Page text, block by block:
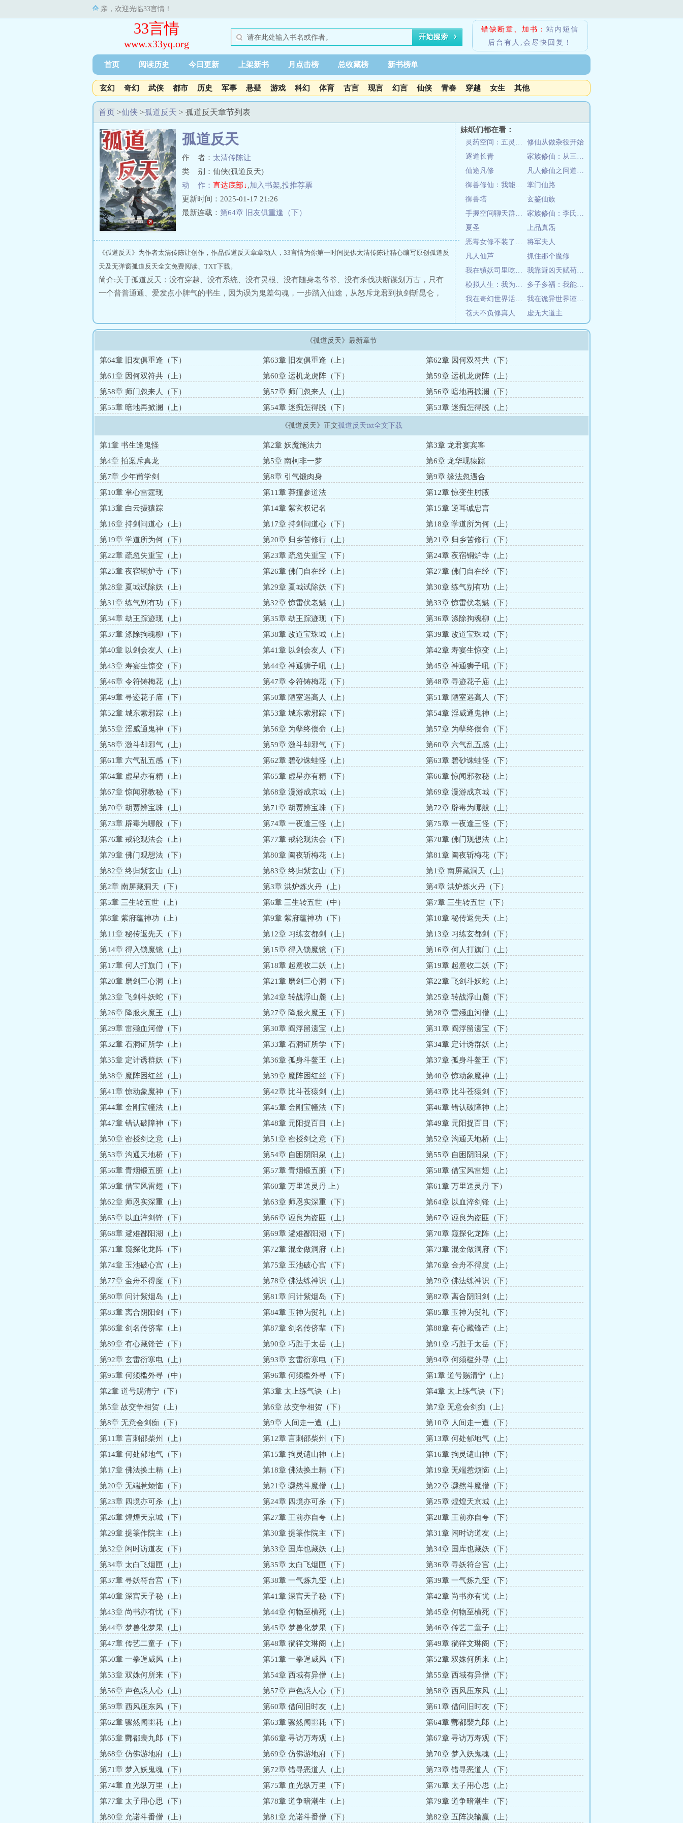
亲，欢迎光临33言情！
33言情
www.x33yq.org
错缺断章、加书： 站内短信
后台有人,会尽快回复！
首页 阅读历史 今日更新 上架新书 月点击榜 总收藏榜 新书榜单
玄幻 奇幻 武侠 都市 历史 军事 悬疑 游戏 科幻 体育 古言 现言 幻言 仙侠 青春 穿越 女生 其他
首页 >仙侠 >孤道反天 > 孤道反天章节列表
妹纸们都在看：
灵药空间：五灵根才是完美道基
修仙从做杂役开始
逐道长青
家族修仙：从三页金纸开始！
仙途凡修
凡人修仙之问道长生
御兽修仙：我能血脉返祖
掌门仙路
御兽塔
玄鉴仙族
手握空间聊天群，炮灰女配飞升了
家族修仙：李氏仙族
夏圣
上品真炁
恶毒女修不装了，开局五个道侣
将军夫人
凡人仙芦
抓住那个魔修
我在镇妖司里吃妖怪
我靠避凶天赋苟道长生
模拟人生：我为众生开仙路
多子多福：我能看见特殊体质
我在奇幻世界活得很安逸
我在诡异世界谨慎修仙
苍天不负修真人
虚无大道主
孤道反天
作 者： 太清传陈让
类 别：仙侠(孤道反天)
动 作： 直达底部↓,加入书架,投推荐票
更新时间：2025-01-17 21:26
最新连载： 第64章 旧友俱重逢（下）
《孤道反天》为作者太清传陈让创作，作品孤道反天章章动人，33言情为你第一时间提供太清传陈让精心编写原创孤道反
天及无弹窗孤道反天全文免费阅读、TXT下载。
简介:关于孤道反天：没有穿越、没有系统、没有灵根、没有随身老爷爷、没有杀伐决断谋划万古，只有
一个普普通通、爱发点小脾气的书生，因为误为鬼差勾魂，一步踏入仙途，从怒斥龙君到执剑斩昆仑，
世界观，可以去看一看作者另外一本作品）
《孤道反天》最新章节
第64章 旧友俱重逢（下） 第63章 旧友俱重逢（上）
第62章 因何双符共（下）
第61章 因何双符共（上）
第60章 运机龙虎阵（下）
第59章 运机龙虎阵（上）
第58章 师门忽来人（下）
第57章 师门忽来人（上）
第56章 暗地再掀澜（下）
第55章 暗地再掀澜（上）
第54章 迷痴怎得脱（下） 第53章 迷痴怎得脱（上）
《孤道反天》正文孤道反天txt全文下载
第1章 书生逢鬼怪 第2章 妖魔施法力
第3章 龙君宴宾客
第4章 拍案斥真龙
第5章 南柯非一梦
第6章 龙华现猿踪
第7章 少年甫学剑
第8章 引气锻肉身
第9章 缘法忽遇合
第10章 掌心雷霆现
第11章 莽撞参道法
第12章 惊变生肘腋
第13章 白云摄猿踪
第14章 紫玄权记名
第15章 逆耳诚忠言
第16章 持剑问道心（上）
第17章 持剑问道心（下）
第18章 学道所为何（上）
第19章 学道所为何（下）
第20章 归乡苦修行（上）
第21章 归乡苦修行（下）
第22章 疏忽失重宝（上）
第23章 疏忽失重宝（下）
第24章 夜宿铜炉寺（上）
第25章 夜宿铜炉寺（下）
第26章 佛门自在经（上）
第27章 佛门自在经（下）
第28章 夏城试除妖（上）
第29章 夏城试除妖（下）
第30章 练气别有功（上）
第31章 练气别有功（下）
第32章 惊雷伏老魅（上）
第33章 惊雷伏老魅（下）
第34章 劫王踪迹现（上）
第35章 劫王踪迹现（下）
第36章 涤除拘魂柳（上）
第37章 涤除拘魂柳（下）
第38章 改道宝珠城（上）
第39章 改道宝珠城（下）
第40章 以剑会友人（上）
第41章 以剑会友人（下）
第42章 寿宴生惊变（上）
第43章 寿宴生惊变（下）
第44章 神通狮子吼（上）
第45章 神通狮子吼（下）
第46章 令符铸梅花（上）
第47章 令符铸梅花（下）
第48章 寻迹花子庙（上）
第49章 寻迹花子庙（下）
第50章 陋室遇高人（上）
第51章 陋室遇高人（下）
第52章 城东索邪踪（上）
第53章 城东索邪踪（下）
第54章 淫威通鬼神（上）
第55章 淫威通鬼神（下）
第56章 为孽终偿命（上）
第57章 为孽终偿命（下）
第58章 激斗却邪气（上）
第59章 激斗却邪气（下）
第60章 六气乱五感（上）
第61章 六气乱五感（下）
第62章 碧砂诛蛙怪（上）
第63章 碧砂诛蛙怪（下）
第64章 虚星亦有精（上）
第65章 虚星亦有精（下）
第66章 惊闻邪教秘（上）
第67章 惊闻邪教秘（下）
第68章 漫游成京城（上）
第69章 漫游成京城（下）
第70章 胡贾辨宝珠（上）
第71章 胡贾辨宝珠（下）
第72章 辟毒为哪般（上）
第73章 辟毒为哪般（下）
第74章 一夜逢三怪（上）
第75章 一夜逢三怪（下）
第76章 戒轮观法会（上）
第77章 戒轮观法会（下）
第78章 佛门观想法（上）
第79章 佛门观想法（下）
第80章 阖夜斩梅花（上）
第81章 阖夜斩梅花（下）
第82章 终归紫玄山（上）
第83章 终归紫玄山（下）
第1章 南屏藏洞天（上）
第2章 南屏藏洞天（下）
第3章 洪炉炼火丹（上）
第4章 洪炉炼火丹（下）
第5章 三生转五世（上）
第6章 三生转五世（中）
第7章 三生转五世（下）
第8章 紫府蕴神功（上）
第9章 紫府蕴神功（下）
第10章 秘传返先天（上）
第11章 秘传返先天（下）
第12章 习练玄都剑（上）
第13章 习练玄都剑（下）
第14章 得入锁魔镜（上）
第15章 得入锁魔镜（下）
第16章 何人打旗门（上）
第17章 何人打旗门（下）
第18章 起意收二妖（上）
第19章 起意收二妖（下）
第20章 磨剑三心洞（上）
第21章 磨剑三心洞（下）
第22章 飞剑斗妖蛇（上）
第23章 飞剑斗妖蛇（下）
第24章 转战浮山麓（上）
第25章 转战浮山麓（下）
第26章 降服火魔王（上）
第27章 降服火魔王（下）
第28章 雷殛血河僧（上）
第29章 雷殛血河僧（下）
第30章 阎浮留遗宝（上）
第31章 阎浮留遗宝（下）
第32章 石洞证所学（上）
第33章 石洞证所学（下）
第34章 定计诱群妖（上）
第35章 定计诱群妖（下）
第36章 孤身斗鳌王（上）
第37章 孤身斗鳌王（下）
第38章 魔阵困红丝（上）
第39章 魔阵困红丝（下）
第40章 惊动象魔神（上）
第41章 惊动象魔神（下）
第42章 比斗苍猿剑（上）
第43章 比斗苍猿剑（下）
第44章 金刚宝幢法（上）
第45章 金刚宝幢法（下）
第46章 错认破障神（上）
第47章 错认破障神（下）
第48章 元阳捉百目（上）
第49章 元阳捉百目（下）
第50章 密授剑之意（上）
第51章 密授剑之意（下）
第52章 沟通天地桥（上）
第53章 沟通天地桥（下）
第54章 自困阴阳泉（上）
第55章 自困阴阳泉（下）
第56章 青烟锻五脏（上）
第57章 青烟锻五脏（下）
第58章 借宝风雷翅（上）
第59章 借宝风雷翅（下）
第60章 万里送灵丹 上）
第61章 万里送灵丹 下）
第62章 师恩实深重（上）
第63章 师恩实深重（下）
第64章 以血淬剑锋（上）
第65章 以血淬剑锋（下）
第66章 诬良为盗匪（上）
第67章 诬良为盗匪（下）
第68章 避难鄱阳湖（上）
第69章 避难鄱阳湖（下）
第70章 窥探化龙阵（上）
第71章 窥探化龙阵（下）
第72章 混金做洞府（上）
第73章 混金做洞府（下）
第74章 玉池破心宫（上）
第75章 玉池破心宫（下）
第76章 金舟不得度（上）
第77章 金舟不得度（下）
第78章 佛法练神识（上）
第79章 佛法练神识（下）
第80章 问计紫烟岛（上）
第81章 问计紫烟岛（下）
第82章 离合阴阳剑（上）
第83章 离合阴阳剑（下）
第84章 玉神为贺礼（上）
第85章 玉神为贺礼（下）
第86章 剑名传侪辈（上）
第87章 剑名传侪辈（下）
第88章 有心藏锋芒（上）
第89章 有心藏锋芒（下）
第90章 巧胜于太岳（上）
第91章 巧胜于太岳（下）
第92章 玄雷衍寒电（上）
第93章 玄雷衍寒电（下）
第94章 何须槛外寻（上）
第95章 何须槛外寻（中）
第96章 何须槛外寻（下）
第1章 道号赐清宁（上）
第2章 道号赐清宁（下）
第3章 太上练气诀（上）
第4章 太上练气诀（下）
第5章 故交争相贺（上）
第6章 故交争相贺（下）
第7章 无意会剑痴（上）
第8章 无意会剑痴（下）
第9章 人间走一遭（上）
第10章 人间走一遭（下）
第11章 言刺邵柴州（上）
第12章 言刺邵柴州（下）
第13章 何处郁地气（上）
第14章 何处郁地气（下）
第15章 拘灵谴山神（上）
第16章 拘灵谴山神（下）
第17章 佛法换土精（上）
第18章 佛法换土精（下）
第19章 无端惹烦恼（上）
第20章 无端惹烦恼（下）
第21章 骤然斗魔僧（上）
第22章 骤然斗魔僧（下）
第23章 四境亦可杀（上）
第24章 四境亦可杀（下）
第25章 煌煌天京城（上）
第26章 煌煌天京城（下）
第27章 王前亦自夸（上）
第28章 王前亦自夸（下）
第29章 提箓作院主（上）
第30章 提箓作院主（下）
第31章 闲时访道友（上）
第32章 闲时访道友（下）
第33章 国库也藏妖（上）
第34章 国库也藏妖（下）
第34章 太白飞烟匣（上）
第35章 太白飞烟匣（下）
第36章 寻妖符台宫（上）
第37章 寻妖符台宫（下）
第38章 一气炼九玺（上）
第39章 一气炼九玺（下）
第40章 深宫天子秘（上）
第41章 深宫天子秘（下）
第42章 尚书亦有忧（上）
第43章 尚书亦有忧（下）
第44章 何物至横死（上）
第45章 何物至横死（下）
第44章 梦兽化梦果（上）
第45章 梦兽化梦果（下）
第46章 传艺二童子（上）
第47章 传艺二童子（下）
第48章 徜徉文琳阁（上）
第49章 徜徉文琳阁（下）
第50章 一拳逞威风（上）
第51章 一拳逞威风（下）
第52章 双姝何所来（上）
第53章 双姝何所来（下）
第54章 西域有异僧（上）
第55章 西域有异僧（下）
第56章 声色惑人心（上）
第57章 声色惑人心（下）
第58章 西风压东风（上）
第59章 西风压东风（下）
第60章 借问旧时友（上）
第61章 借问旧时友（下）
第62章 骤然闻噩耗（上）
第63章 骤然闻噩耗（下）
第64章 酆都裴九郎（上）
第65章 酆都裴九郎（下）
第66章 寻访万寿观（上）
第67章 寻访万寿观（下）
第68章 仿佛游地府（上）
第69章 仿佛游地府（下）
第70章 梦入妖鬼魂（上）
第71章 梦入妖鬼魂（下）
第72章 错寻恶道人（上）
第73章 错寻恶道人（下）
第74章 血光纵万里（上）
第75章 血光纵万里（下）
第76章 太子用心思（上）
第77章 太子用心思（下）
第78章 道争暗潮生（上）
第79章 道争暗潮生（下）
第80章 允诺斗番僧（上）
第81章 允诺斗番僧（下） 第82章 五阵决输赢（上）